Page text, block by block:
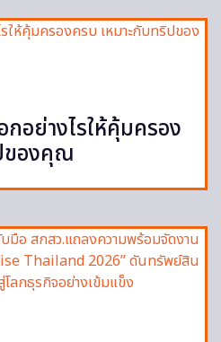
กอย่างไรให้คุ้มครอง
ของคุณ